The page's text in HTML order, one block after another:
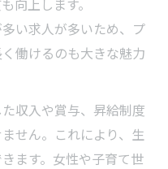
向上します。
い求人が多いため、プ
働けるのも大きな魅力
収入や賞与、昇給制度
せん。これにより、生
ます。女性や子育て世